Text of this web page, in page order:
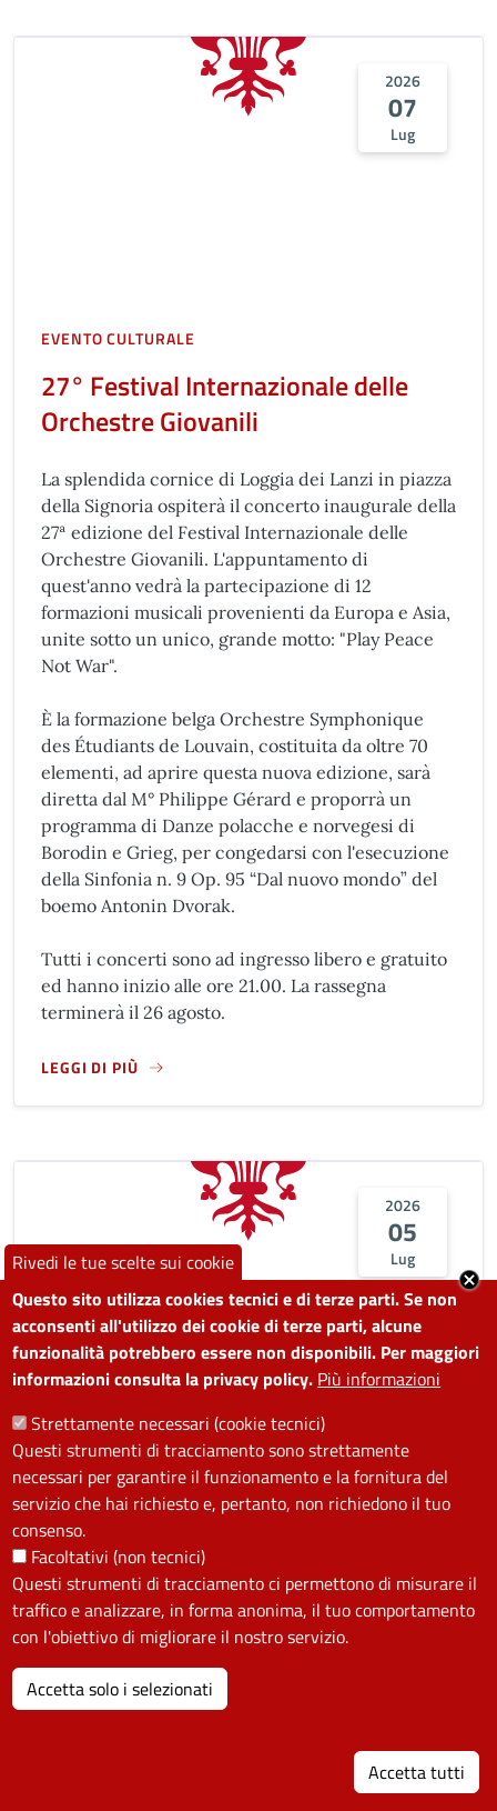
Rivedi le tue scelte sui cookie
Questo sito utilizza cookies tecnici e di terze parti. Se non
acconsenti all'utilizzo dei cookie di terze parti, alcune
funzionalità potrebbero essere non disponibili. Per maggiori
informazioni consulta la privacy policy. Più informazioni
Strettamente necessari (cookie tecnici)
Questi strumenti di tracciamento sono strettamente
necessari per garantire il funzionamento e la fornitura del
servizio che hai richiesto e, pertanto, non richiedono il tuo
consenso.
Facoltativi (non tecnici)
Questi strumenti di tracciamento ci permettono di misurare il
traffico e analizzare, in forma anonima, il tuo comportamento
con l'obiettivo di migliorare il nostro servizio.
Accetta solo i selezionati
Accetta tutti
2026
07
Lug
EVENTO CULTURALE
27° Festival Internazionale delle
Orchestre Giovanili
La splendida cornice di Loggia dei Lanzi in piazza
della Signoria ospiterà il concerto inaugurale della
27ª edizione del Festival Internazionale delle
Orchestre Giovanili. L'appuntamento di
quest'anno vedrà la partecipazione di 12
formazioni musicali provenienti da Europa e Asia,
unite sotto un unico, grande motto: "Play Peace
Not War".
È la formazione belga Orchestre Symphonique
des Étudiants de Louvain, costituita da oltre 70
elementi, ad aprire questa nuova edizione, sarà
diretta dal M° Philippe Gérard e proporrà un
programma di Danze polacche e norvegesi di
Borodin e Grieg, per congedarsi con l'esecuzione
della Sinfonia n. 9 Op. 95 “Dal nuovo mondo” del
boemo Antonin Dvorak.
Tutti i concerti sono ad ingresso libero e gratuito
ed hanno inizio alle ore 21.00. La rassegna
terminerà il 26 agosto.
LEGGI DI PIÙ
A PROPOSITO DI 27° FESTIVAL INTERNAZIONALE DELLE
2026
05
Lug
EVENTO CULTURALE
Domenica metropolitana
Nella giornata del 5 luglio 2026, Domenica
Metropolitana, tutti i residenti della Città
Metropolitana di Firenze avranno la possibilità di
visitare gratuitamente i Musei Civici Fiorentini e
Palazzo Medici Riccardi, nonché di prendere
parte alle numerose visite e attività in programma,
Metropolitana di Firenze e dalla Fondazione